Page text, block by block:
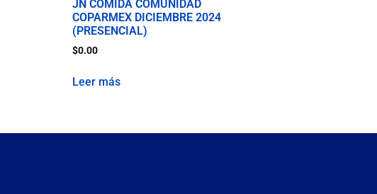
JN COMIDA COMUNIDAD
COPARMEX DICIEMBRE 2024
(PRESENCIAL)
$0.00
Leer más